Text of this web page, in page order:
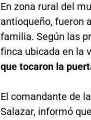
En zona rural del
antioqueño, fueron
familia. Según las
finca ubicada en la
que tocaron la
El comandante de
Salazar, informó